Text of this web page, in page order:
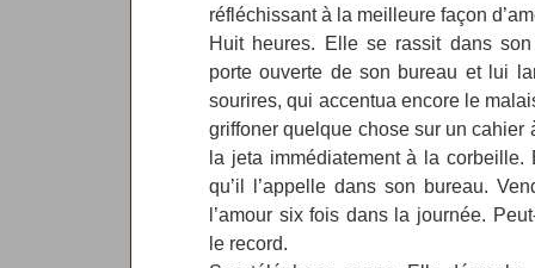
réfléchissant à la meilleure façon
Huit heures. Elle se rassit dans
porte ouverte de son bureau et lui
sourires, qui accentua encore le
griffoner quelque chose sur un cahier
la jeta immédiatement à la corbeille.
qu’il l’appelle dans son bureau.
l’amour six fois dans la journée.
le record.